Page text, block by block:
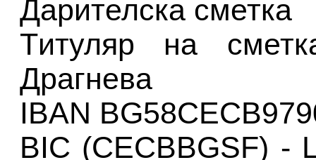
Дарителска сметка
Tитуляр на
Драгнева
IBAN
BIC (CECBBGSF) -